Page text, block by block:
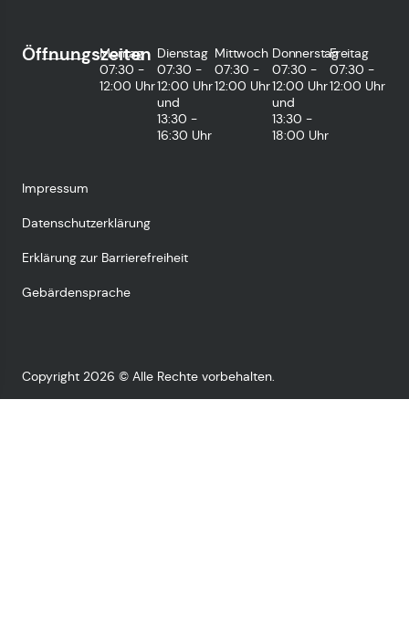
Öffnungszeiten
Montag
07:30 -
12:00 Uhr
Dienstag
07:30 -
12:00 Uhr
und
13:30 -
16:30 Uhr
Mittwoch
07:30 -
12:00 Uhr
Donnerstag
07:30 -
12:00 Uhr
und
13:30 -
18:00 Uhr
Freitag
07:30 -
12:00 Uhr
Impressum
Datenschutzerklärung
Erklärung zur Barrierefreiheit
Gebärdensprache
Copyright 2026 © Alle Rechte vorbehalten.